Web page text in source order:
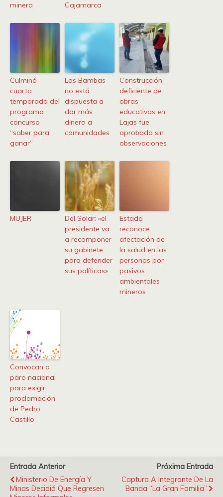
minera
Cajamarca
Culminó
cuarta
temporada del
programa
concurso
“saber para
ganar”
Las Bambas
no está
dispuesta a
dar más
dinero a
comunidades
Construcción
deficiente de
obras
educativas en
Lajas fue
aprobada sin
observaciones
MUJER
Del Solar: «el
presidente va
a recomponer
su gabinete
para defender
sus políticas»
Estado
reconoce
afectación de
la salud en las
personas por
pasivos
ambientales
mineros
Convocan a
paro nacional
para exigir
proclamación
de Pedro
Castillo
Entrada Anterior
Ministerio De Energía Y
Minas Decidió Que Regresen
Próxima Entrada
Captura A Integrante De La
Banda “la Gran Familia”